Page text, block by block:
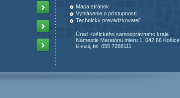
Mapa stránok
Vyhlásenie o prístupnosti
Technický prevádzkovateľ
Úrad Košického samosprávneho kraja
Námestie Maratónu mieru 1, 042 66 Košice
E-mail , tel: 055 7268111